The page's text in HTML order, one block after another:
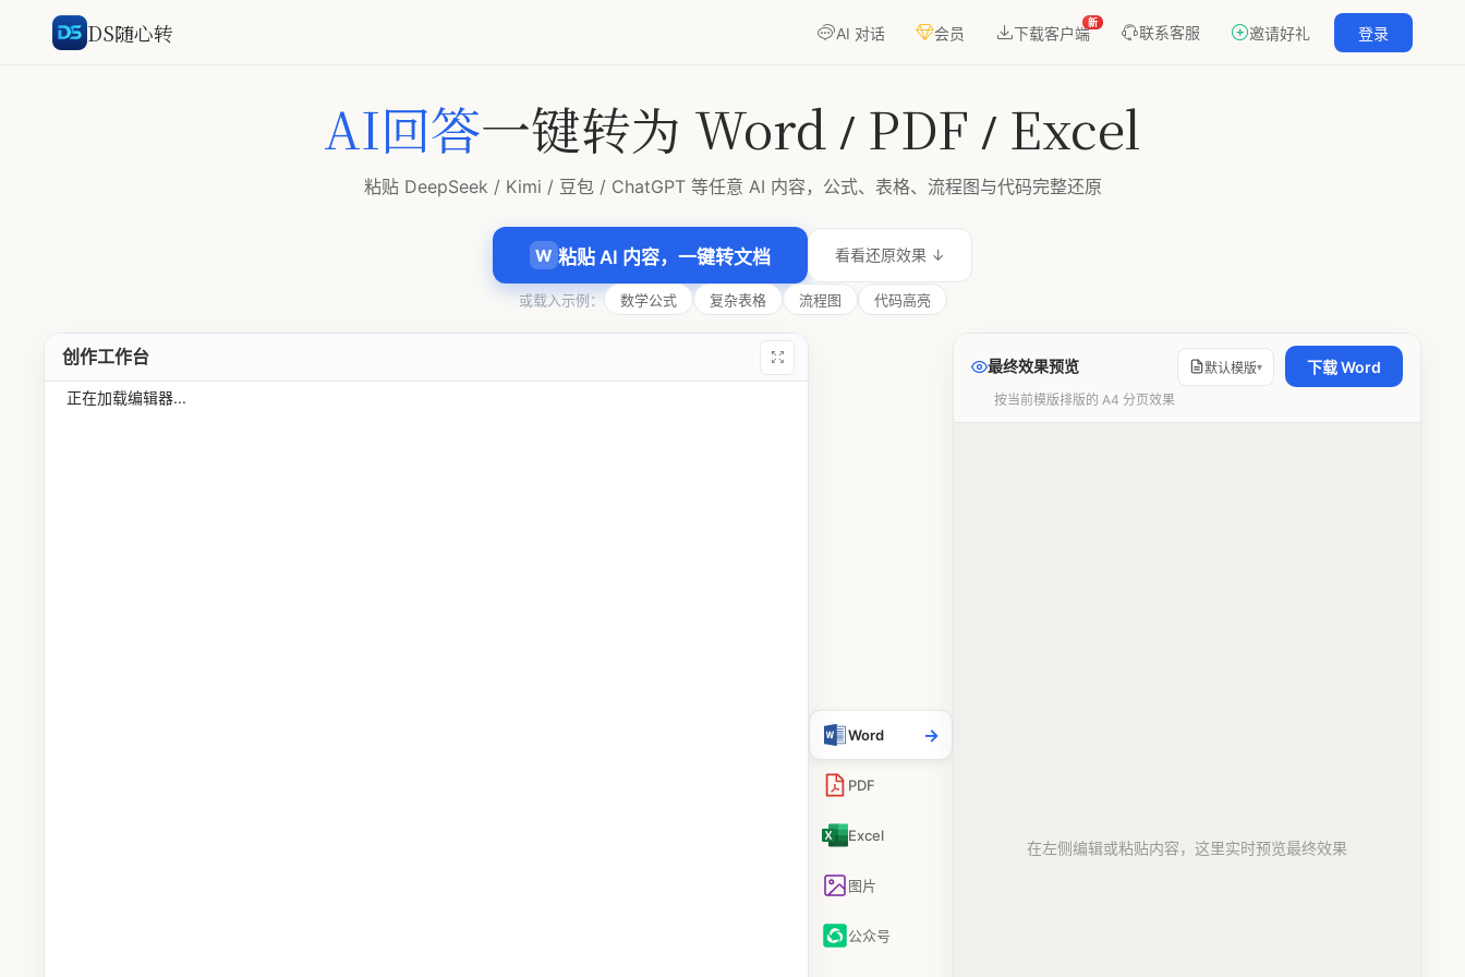
DS随心转 - AI 文档排版与创作工作台
DS随心转 AI 对话 会员 下载客户端
新
联系客服 邀请好礼 登录
AI回答一键转为 Word / PDF / Excel
粘贴 DeepSeek / Kimi / 豆包 / ChatGPT 等任意 AI 内容，公式、表格、流程图与代码完整还原
W 粘贴 AI 内容，一键转文档 看看还原效果 ↓
或载入示例： 数学公式 复杂表格 流程图 代码高亮
创作工作台
正在加载编辑器...
Word →
PDF
Excel
图片
公众号
最终效果预览
按当前模版排版的 A4 分页效果
默认模版▾ 下载 Word
在左侧编辑或粘贴内容，这里实时预览最终效果